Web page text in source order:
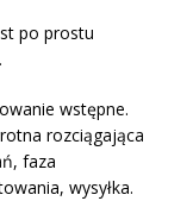
po prostu
wstępne.
rozciągająca
faza
wysyłka.